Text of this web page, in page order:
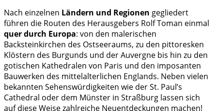
Nach einzelnen Ländern und Regionen gegliedert
führen die Routen des Herausgebers Rolf Toman einmal
quer durch Europa: von den malerischen
Backsteinkirchen des Ostseeraums, zu den pittoresken
Klöstern des Burgunds und der Auvergne bis hin zu den
gotischen Kathedralen von Paris und den imposanten
Bauwerken des mittelalterlichen Englands. Neben vielen
bekannten Sehenswürdigkeiten wie der St. Paul’s
Cathedral oder dem Münster in Straßburg lassen sich
auf diese Weise zahlreiche Neuentdeckungen machen!